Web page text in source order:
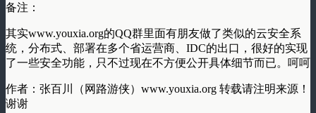
备注：
其实www.youxia.org的QQ群里面有朋友做了类似的云安全系
统，分布式、部署在多个省运营商、IDC的出口，很好的实现
了一些安全功能，只不过现在不方便公开具体细节而已。呵呵
作者：张百川（网路游侠）www.youxia.org 转载请注明来源！
谢谢